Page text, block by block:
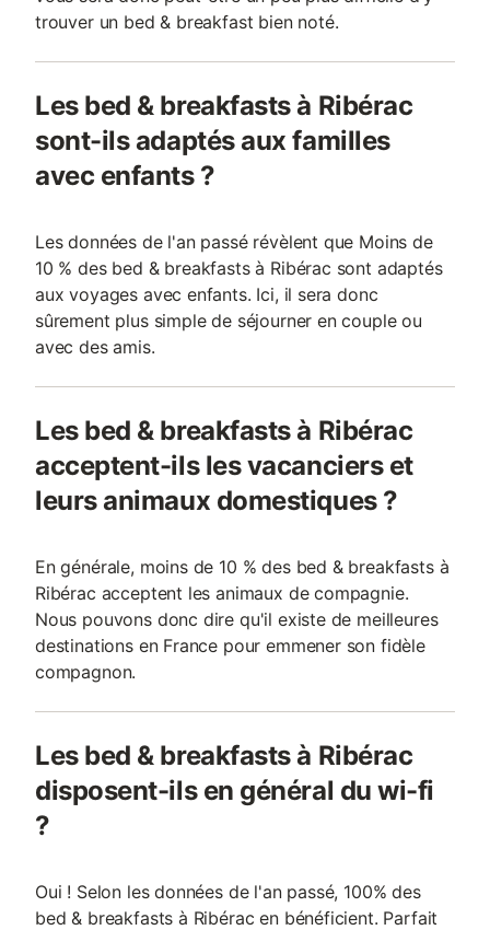
trouver un bed & breakfast bien noté.
Les bed & breakfasts à Ribérac
sont-ils adaptés aux familles
avec enfants ?
Les données de l'an passé révèlent que Moins de
10 % des bed & breakfasts à Ribérac sont adaptés
aux voyages avec enfants. Ici, il sera donc
sûrement plus simple de séjourner en couple ou
avec des amis.
Les bed & breakfasts à Ribérac
acceptent-ils les vacanciers et
leurs animaux domestiques ?
En générale, moins de 10 % des bed & breakfasts à
Ribérac acceptent les animaux de compagnie.
Nous pouvons donc dire qu'il existe de meilleures
destinations en France pour emmener son fidèle
compagnon.
Les bed & breakfasts à Ribérac
disposent-ils en général du wi-fi
?
Oui ! Selon les données de l'an passé, 100% des
bed & breakfasts à Ribérac en bénéficient. Parfait